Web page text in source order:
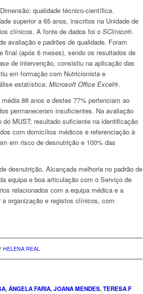
qualidade técnico-científica.
superior a 65 anos, inscritos na Unidade de
clínicos. A fonte de dados foi o SClínico®.
avaliação e padrões de qualidade. Foram
final (após 6 meses), sendo os resultados de
de intervenção, consistiu na aplicação das
em formação com Nutricionista e
estatística: Microsoft Office Excel®.
88 anos e destes 77% pertenciam ao
permaneceram insuficientes. Na avaliação
MUST; resultado suficiente na identificação
com domicílios médicos e referenciação à
em risco de desnutrição e 100% das
desnutrição. Alcançada melhoria no padrão de
equipa e boa articulação com o Serviço de
relacionados com a equipa médica e a
organização e registos clínicos, com
HELENA REAL
,ÂNGELA FARIA,JOANA MENDES,TERESA F